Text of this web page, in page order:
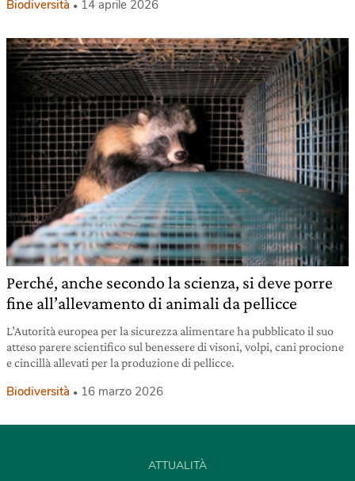
Biodiversità 14 aprile 2026
Perché, anche secondo la scienza, si deve porre
fine all’allevamento di animali da pellicce
L’Autorità europea per la sicurezza alimentare ha pubblicato il suo
atteso parere scientifico sul benessere di visoni, volpi, cani procione
e cincillà allevati per la produzione di pellicce.
Biodiversità 16 marzo 2026
ATTUALITÀ